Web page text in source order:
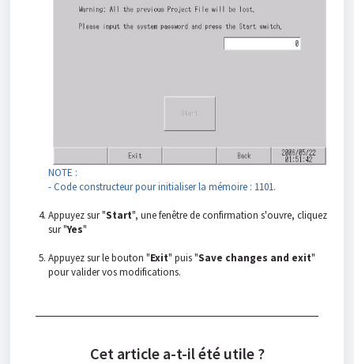
NOTE :
- Code constructeur pour initialiser la mémoire : 1101.
Appuyez sur "Start", une fenêtre de confirmation s'ouvre, cliquez
sur "Yes"
Appuyez sur le bouton "Exit" puis "Save changes and exit"
pour valider vos modifications.
Cet article a-t-il été utile ?